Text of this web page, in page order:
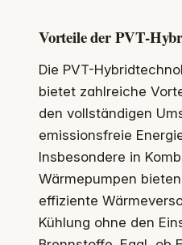
Vorteile der PVT-
Die PVT-
bietet zahlreiche
den vollständigen
emissionsfreie
Insbesondere in
Wärmepumpen
effiziente
Kühlung ohne den